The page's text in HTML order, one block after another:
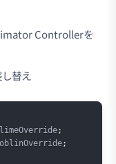
Controllerを
し替え
;
;